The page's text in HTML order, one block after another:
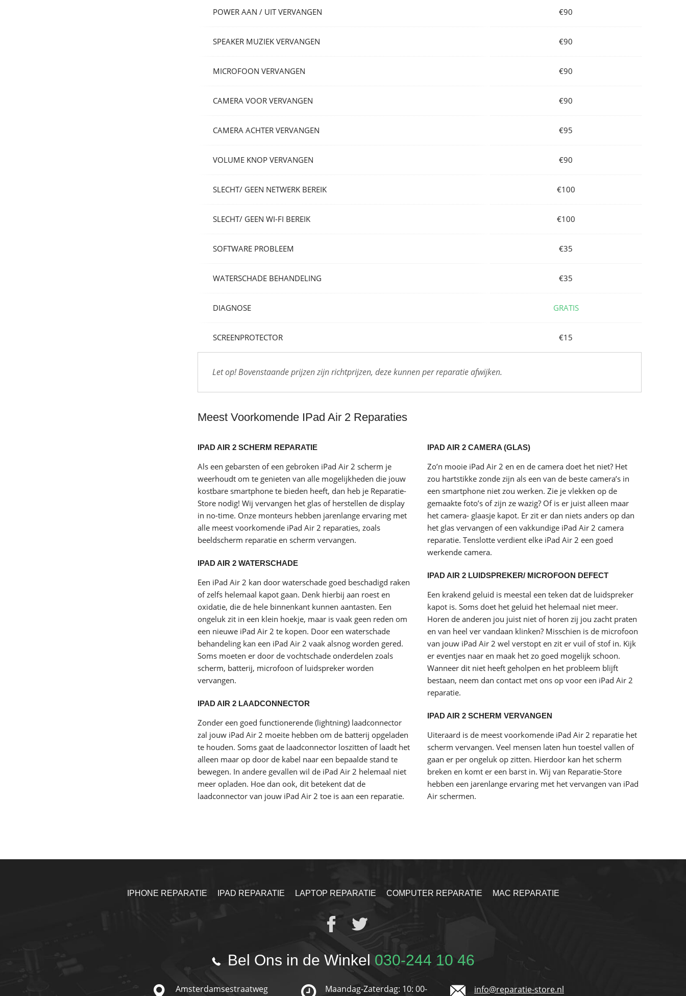
POWER AAN / UIT VERVANGEN €90
SPEAKER MUZIEK VERVANGEN €90
MICROFOON VERVANGEN €90
CAMERA VOOR VERVANGEN €90
CAMERA ACHTER VERVANGEN €95
VOLUME KNOP VERVANGEN €90
SLECHT/ GEEN NETWERK BEREIK €100
SLECHT/ GEEN WI-FI BEREIK €100
SOFTWARE PROBLEEM €35
WATERSCHADE BEHANDELING €35
DIAGNOSE GRATIS
SCREENPROTECTOR €15
Let op! Bovenstaande prijzen zijn richtprijzen, deze kunnen per reparatie afwijken.
Meest Voorkomende IPad Air 2 Reparaties
IPAD AIR 2 SCHERM REPARATIE
Als een gebarsten of een gebroken iPad Air 2 scherm je
weerhoudt om te genieten van alle mogelijkheden die jouw
kostbare smartphone te bieden heeft, dan heb je Reparatie-
Store nodig! Wij vervangen het glas of herstellen de display
in no-time. Onze monteurs hebben jarenlange ervaring met
alle meest voorkomende iPad Air 2 reparaties, zoals
beeldscherm reparatie en scherm vervangen.
IPAD AIR 2 WATERSCHADE
Een iPad Air 2 kan door waterschade goed beschadigd raken
of zelfs helemaal kapot gaan. Denk hierbij aan roest en
oxidatie, die de hele binnenkant kunnen aantasten. Een
ongeluk zit in een klein hoekje, maar is vaak geen reden om
een nieuwe iPad Air 2 te kopen. Door een waterschade
behandeling kan een iPad Air 2 vaak alsnog worden gered.
Soms moeten er door de vochtschade onderdelen zoals
scherm, batterij, microfoon of luidspreker worden
vervangen.
IPAD AIR 2 LAADCONNECTOR
Zonder een goed functionerende (lightning) laadconnector
zal jouw iPad Air 2 moeite hebben om de batterij opgeladen
te houden. Soms gaat de laadconnector loszitten of laadt het
alleen maar op door de kabel naar een bepaalde stand te
bewegen. In andere gevallen wil de iPad Air 2 helemaal niet
meer opladen. Hoe dan ook, dit betekent dat de
laadconnector van jouw iPad Air 2 toe is aan een reparatie.
IPAD AIR 2 CAMERA (GLAS)
Zo’n mooie iPad Air 2 en en de camera doet het niet? Het
zou hartstikke zonde zijn als een van de beste camera’s in
een smartphone niet zou werken. Zie je vlekken op de
gemaakte foto’s of zijn ze wazig? Of is er juist alleen maar
het camera- glaasje kapot. Er zit er dan niets anders op dan
het glas vervangen of een vakkundige iPad Air 2 camera
reparatie. Tenslotte verdient elke iPad Air 2 een goed
werkende camera.
IPAD AIR 2 LUIDSPREKER/ MICROFOON DEFECT
Een krakend geluid is meestal een teken dat de luidspreker
kapot is. Soms doet het geluid het helemaal niet meer.
Horen de anderen jou juist niet of horen zij jou zacht praten
en van heel ver vandaan klinken? Misschien is de microfoon
van jouw iPad Air 2 wel verstopt en zit er vuil of stof in. Kijk
er eventjes naar en maak het zo goed mogelijk schoon.
Wanneer dit niet heeft geholpen en het probleem blijft
bestaan, neem dan contact met ons op voor een iPad Air 2
reparatie.
IPAD AIR 2 SCHERM VERVANGEN
Uiteraard is de meest voorkomende iPad Air 2 reparatie het
scherm vervangen. Veel mensen laten hun toestel vallen of
gaan er per ongeluk op zitten. Hierdoor kan het scherm
breken en komt er een barst in. Wij van Reparatie-Store
hebben een jarenlange ervaring met het vervangen van iPad
Air schermen.
IPHONE REPARATIE IPAD REPARATIE LAPTOP REPARATIE COMPUTER REPARATIE MAC REPARATIE
Bel Ons in de Winkel 030-244 10 46
Amsterdamsestraatweg Maandag-Zaterdag: 10: 00- info@reparatie-store.nl